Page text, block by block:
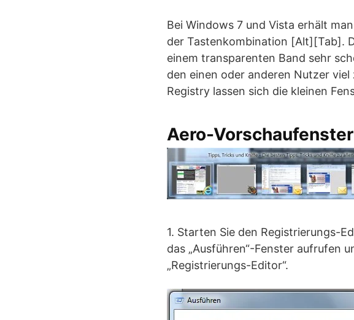
Bei Windows 7 und Vista erhält
der Tastenkombination [Alt][Tab].
einem transparenten Band sehr
den einen oder anderen Nutzer
Registry lassen sich die kleinen
Aero-
1. Starten Sie den Registrierungs-
das „Ausführen“-Fenster aufrufen
„Registrierungs-Editor“.